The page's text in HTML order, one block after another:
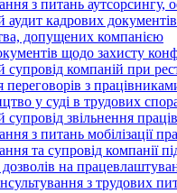
з питань аутсорсингу,
кадрових документів
допущених компанією
щодо захисту
компаній при
з
у суді в трудових
звільнення
з питань мобілізації
та супровід компанії
на
з трудових